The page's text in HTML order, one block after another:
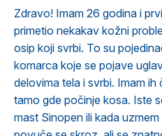
Zdravo! Imam 26 godina i
primetio nekakav kožni
osip koji svrbi. To su
komarca koje se pojave
delovima tela i svrbi. Imam
tamo gde počinje kosa. Iste
mast Sinopen ili kada